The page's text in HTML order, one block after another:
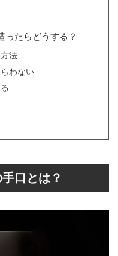
ったらどうする？
法
わない
口とは？